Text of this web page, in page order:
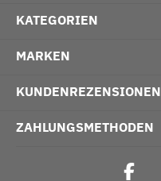
KATEGORIEN
MARKEN
KUNDENREZENSIONEN
ZAHLUNGSMETHODEN